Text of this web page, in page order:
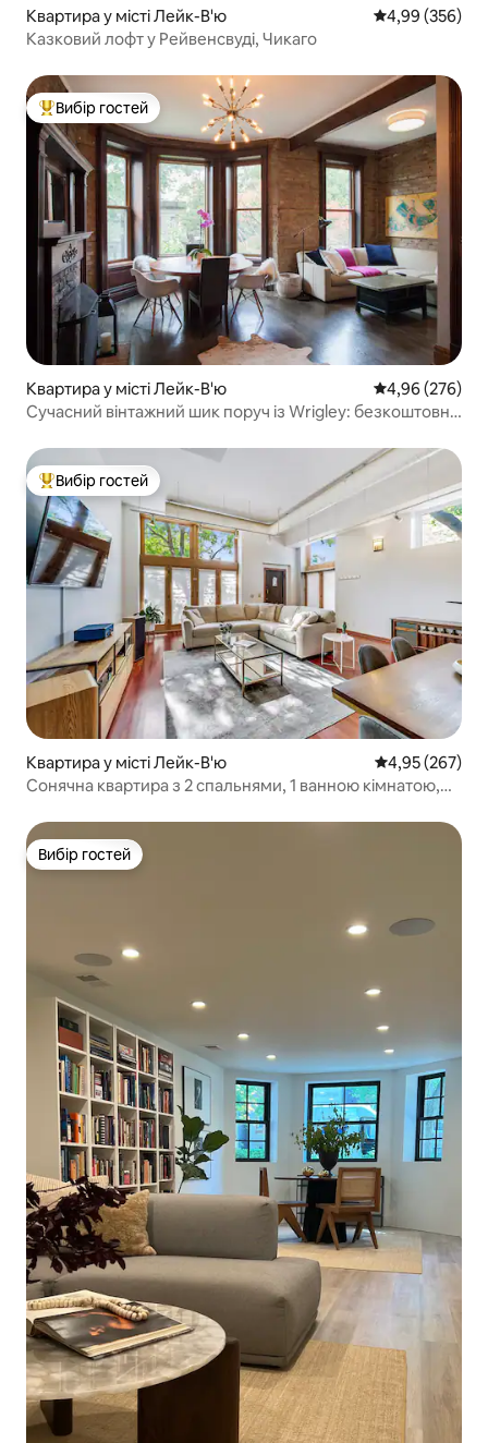
Квартира у місті Лейк-В'ю Середня
4,99 (356)
Казковий лофт у Рейвенсвуді, Чикаго
Топ вибір гостей
Вибір гостей
Квартира у місті Лейк-В'ю Середня
4,96 (276)
Сучасний вінтажний шик поруч із Wrigley: безкоштовна
Топ вибір гостей
Вибір гостей
Квартира у місті Лейк-В'ю Середня
4,95 (267)
Сонячна квартира з 2 спальнями, 1 ванною кімнатою,
Вибір гостей
Вибір гостей